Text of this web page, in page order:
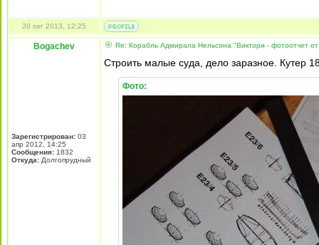
20 окт 2013, 12:25
Bogachev
Зарегистрирован: 03
апр 2012, 14:25
Сообщения: 1832
Откуда: Долгопрудный
Re: Корабль Адмирала Нельсона "Виктори - фотоотчет
Строить малые суда, дело заразное. Кутер
Фото: